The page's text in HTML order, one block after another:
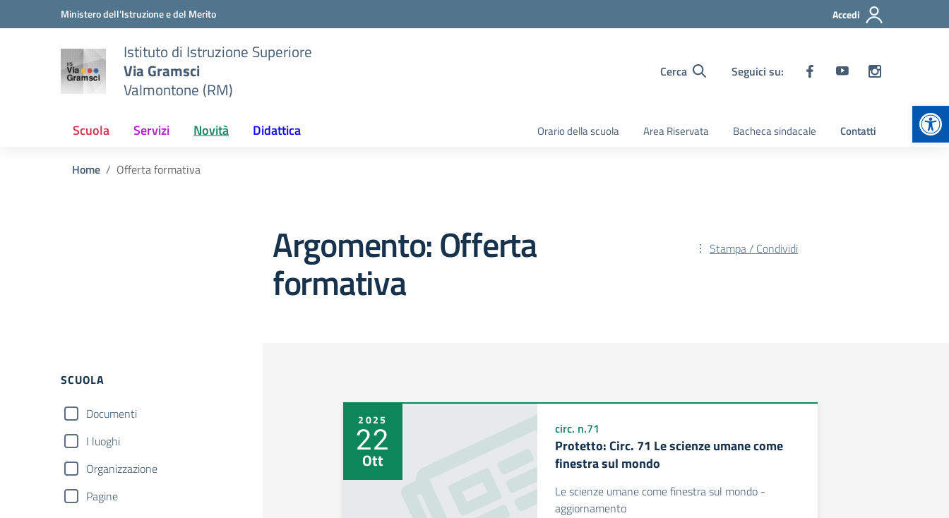
Vai ai contenuti
Vai al menu di navigazioneMinistero dell'Istruzione e del Merito Accedi
Istituto di Istruzione Superiore
Via Gramsci
Valmontone (RM)
Cerca Seguici su:
Scuola Servizi Novità Didattica Orario della scuola Area Riservata Bacheca sindacale Contatti
Home Offerta formativa
Argomento: Offerta
formativa
Stampa / Condividi
Filtri
SCUOLA
Documenti
I luoghi
Organizzazione
Pagine
2025
22
Ott
circ. n.71
Protetto: Circ. 71 Le scienze umane come
finestra sul mondo
Le scienze umane come finestra sul mondo -
aggiornamento